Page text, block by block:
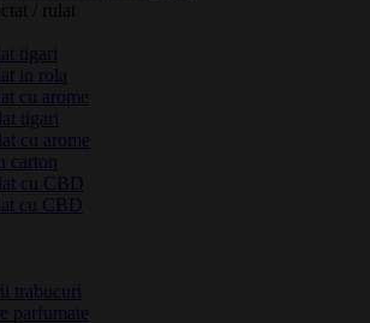
tigari
in rola
cu arome
tigari
cu arome
carton
cu CBD
cu CBD
trabucuri
parfumate